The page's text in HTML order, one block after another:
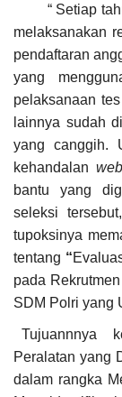
“ Setiap
melaksanakan
pendaftaran
yang
pelaksanaan
lainnya sudah
yang canggih.
kehandalan
bantu yang
seleksi
tupoksinya mem
tentang “
pada
SDM Polri yang
Tujuannnya
Peralatan yang
dalam rangka